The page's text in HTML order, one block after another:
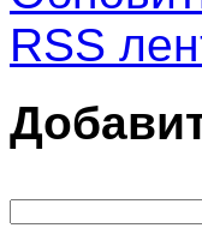
RSS